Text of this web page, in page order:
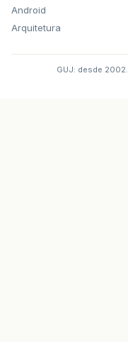
Android
Arquitetura
GUJ: desde 2002.